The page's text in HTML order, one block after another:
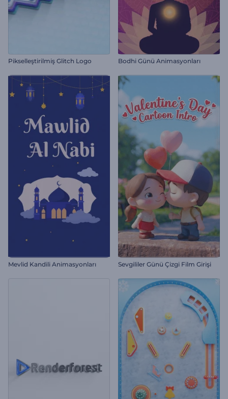
Pikselleştirilmiş Glitch Logo Bodhi Günü Animasyonları
Mevlid Kandili Animasyonları Sevgililer Günü Çizgi Film Girişi